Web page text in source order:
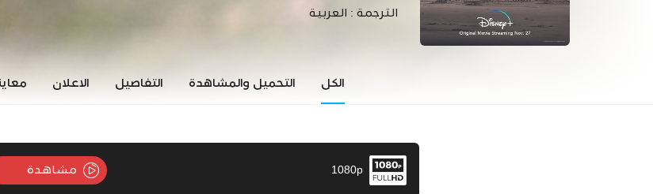
الترجمة : العربية
الكل التحميل والمشاهدة التفاصيل الاعلان
1080p مشاهدة